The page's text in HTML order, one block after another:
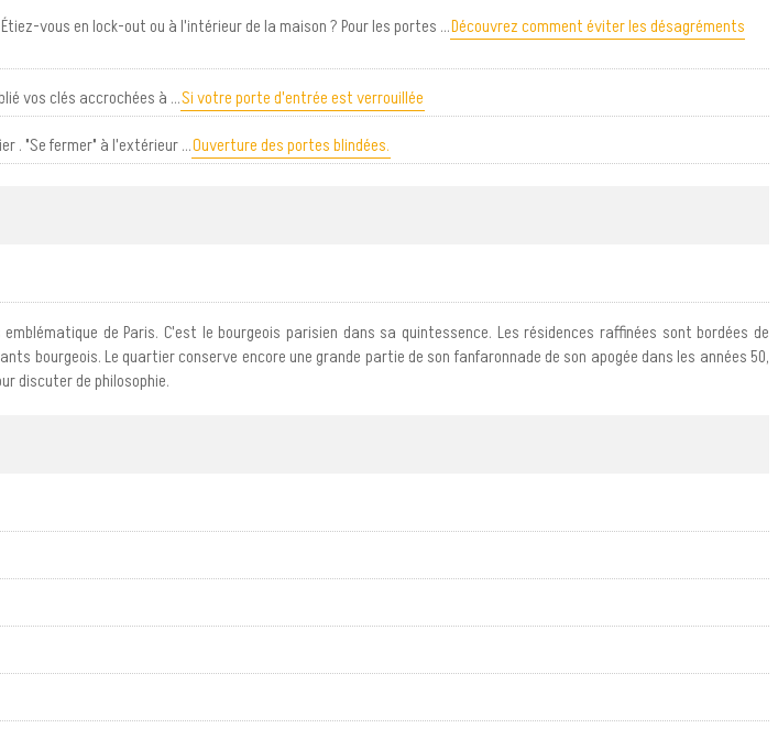
vous en lock-out ou à l'intérieur de la maison ? Pour les portes ...Découvrez comment éviter les désagréments
vos clés accrochées à ...Si votre porte d'entrée est verrouillée
. "Se fermer" à l'extérieur ...Ouverture des portes blindées.
de Paris. C'est le bourgeois parisien dans sa quintessence. Les résidences raffinées sont bordées de
bourgeois. Le quartier conserve encore une grande partie de son fanfaronnade de son apogée dans les années 50,
discuter de philosophie.